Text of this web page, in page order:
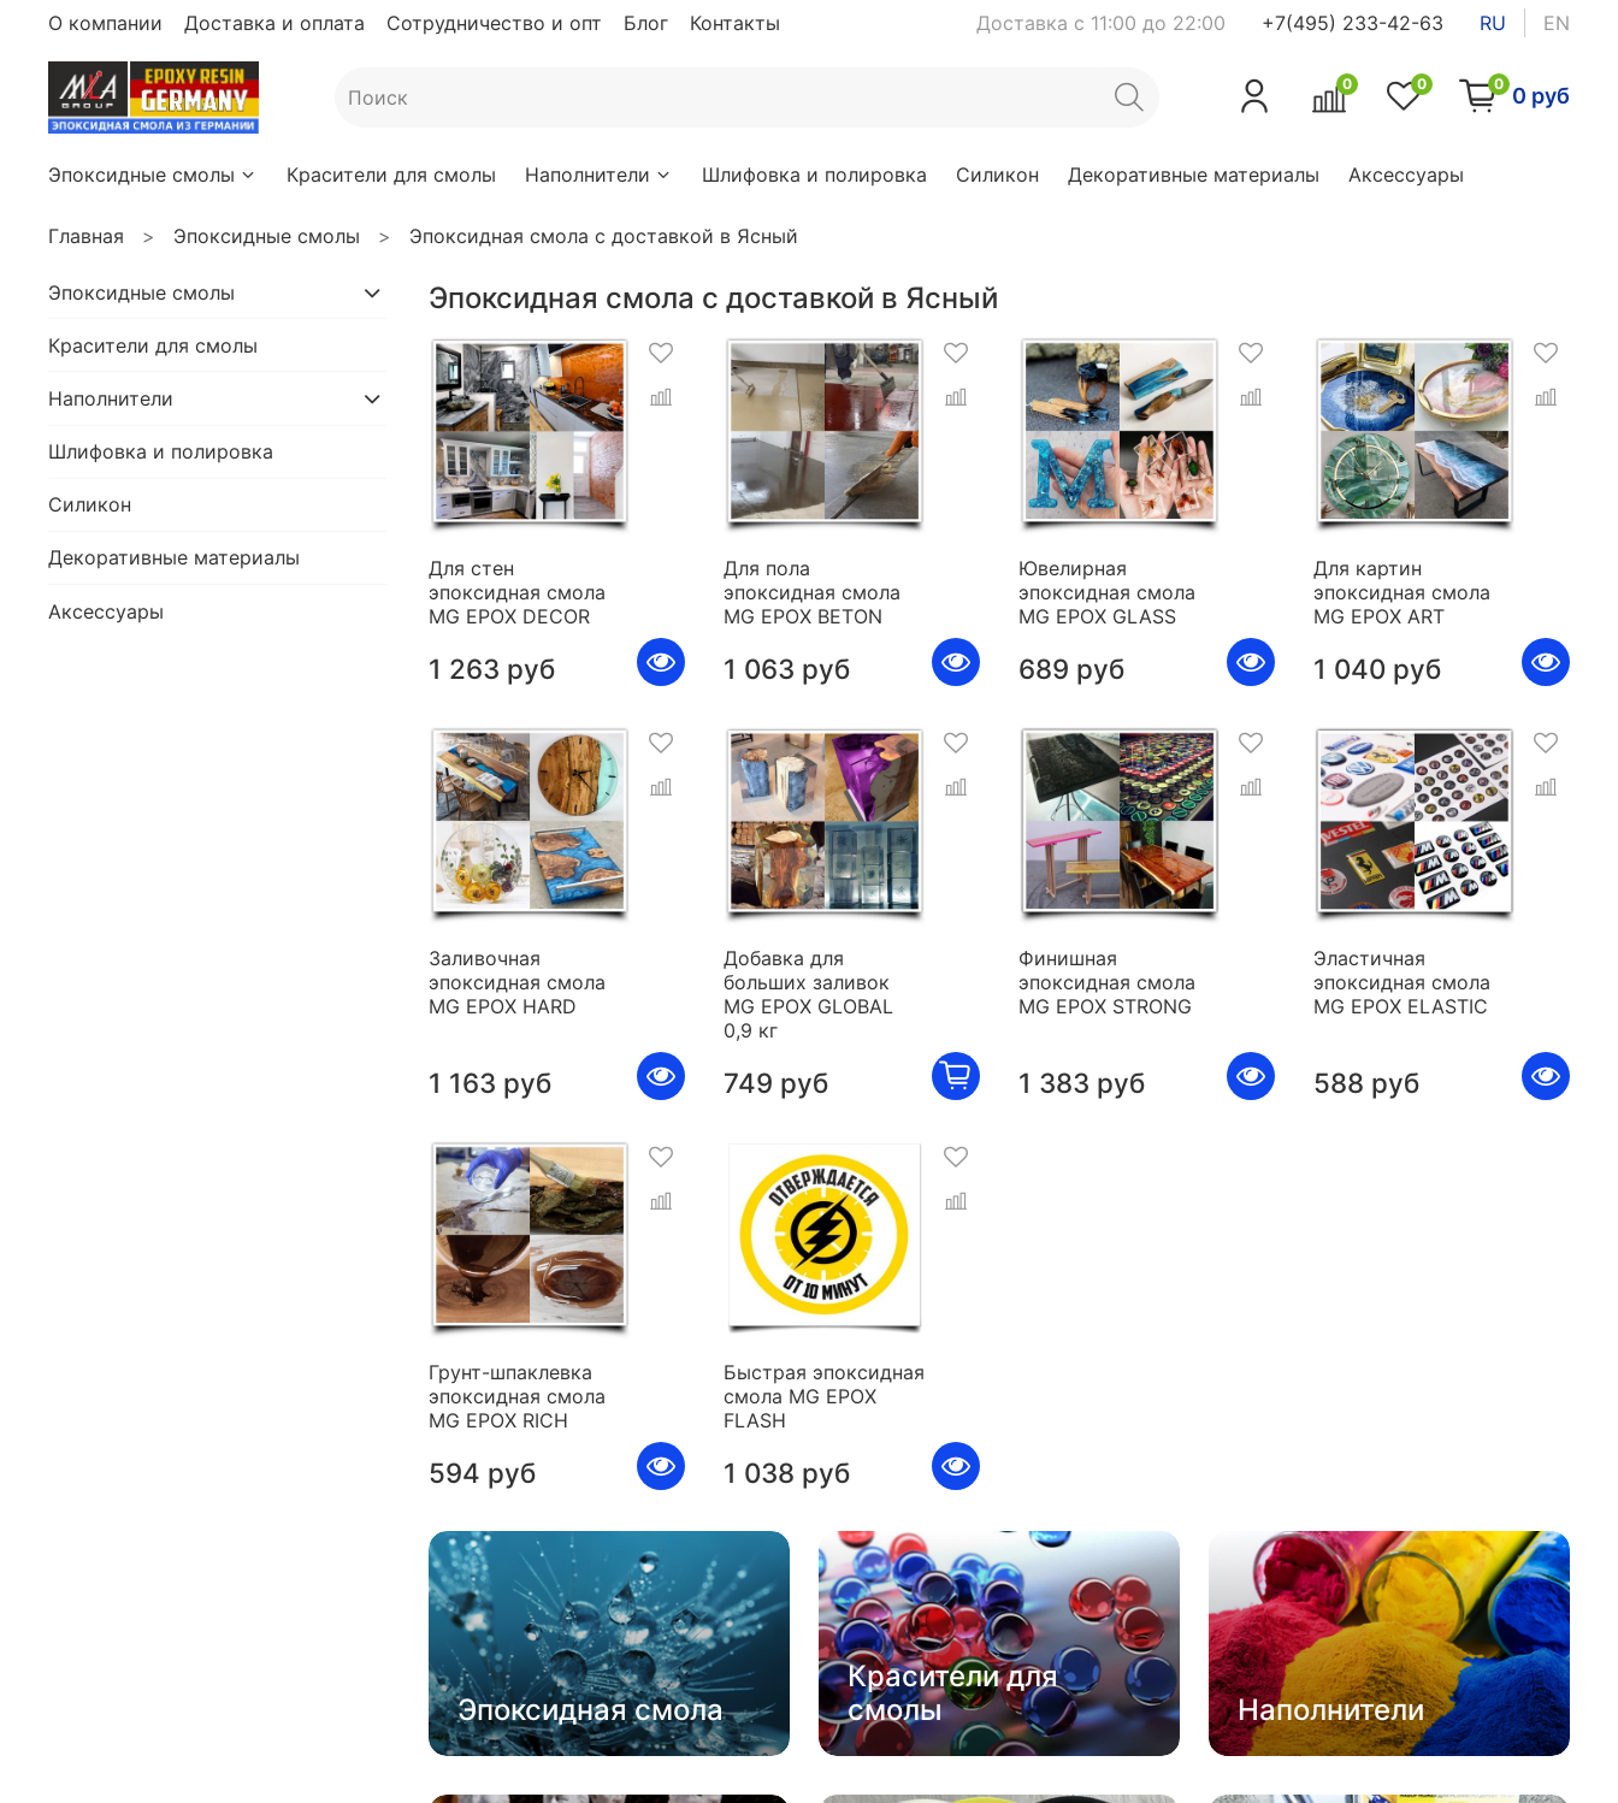
О компании Доставка и оплата Сотрудничество и опт Блог Контакты Доставка с 11:00 до 22:00 +7(495) 233-42-63 RU EN
0 0 0 0 руб
Эпоксидные смолы Красители для смолы Наполнители Шлифовка и полировка Силикон Декоративные материалы Аксессуары
Главная Эпоксидные смолы Эпоксидная смола с доставкой в Ясный
Эпоксидная смола с доставкой в Ясный
Для стен
эпоксидная смола
MG EPOX DECOR
1 263 руб
Для пола
эпоксидная смола
MG EPOX BETON
1 063 руб
Ювелирная
эпоксидная смола
MG EPOX GLASS
689 руб
Для картин
эпоксидная смола
MG EPOX ART
1 040 руб
Заливочная
эпоксидная смола
MG EPOX HARD
1 163 руб
Добавка для
больших заливок
MG EPOX GLOBAL
0,9 кг
749 руб
Финишная
эпоксидная смола
MG EPOX STRONG
1 383 руб
Эластичная
эпоксидная смола
MG EPOX ELASTIC
588 руб
Грунт-шпаклевка
эпоксидная смола
MG EPOX RICH
594 руб
Быстрая эпоксидная
смола MG EPOX
FLASH
1 038 руб
Эпоксидная смола
Красители для
смолы
Наполнители
Эпоксидные смолы
Красители для смолы
Наполнители
Шлифовка и полировка
Силикон
Декоративные материалы
Аксессуары